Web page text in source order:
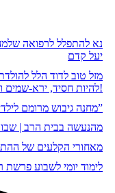
נא להתפלל לרפואה שלמה
יעל קדם
מזל טוב לדוד הלל
להיות חסיד, ירא-שמים ולמדן!
מחנה גיבוש מרומם לילדי “פעמי משיח”
מהנעשה בבית הרב |
מאחורי הקלעים של
לימוד יומי לשבוע פרשת